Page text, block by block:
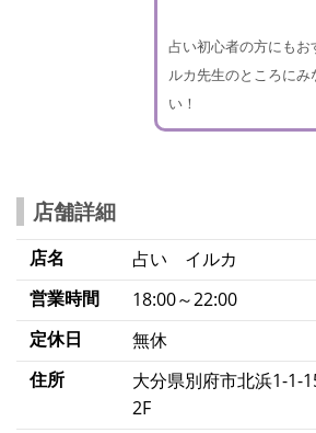
占い初心者の方にもお
ルカ先生のところにみ
い！
店舗詳細
店名
占い イルカ
営業時間
18:00～22:00
定休日
無休
住所
大分県別府市北浜1-1-
2F